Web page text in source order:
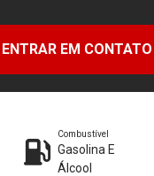
ENTRAR EM CONTATO
Combustível
Gasolina E
Álcool